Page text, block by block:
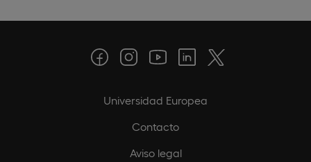
Universidad Europea
Contacto
Aviso legal